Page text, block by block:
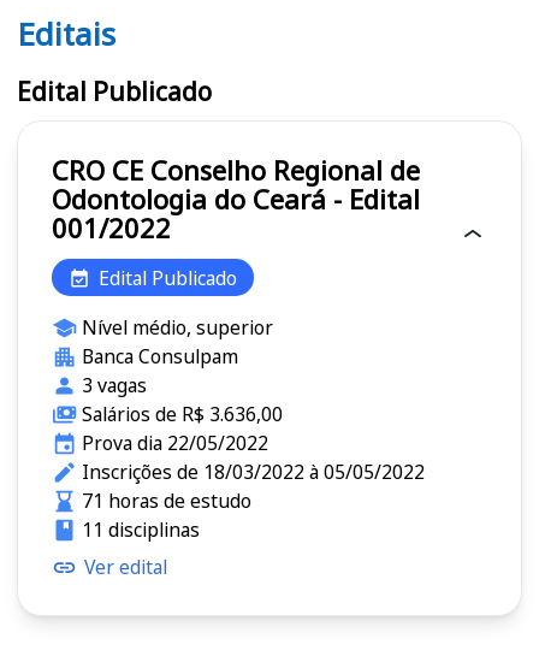
Editais CRO CE
Editais
Edital Publicado
CRO CE Conselho Regional de
Odontologia do Ceará - Edital
001/2022
Edital Publicado
Nível médio, superior
Banca Consulpam
3 vagas
Salários de R$ 3.636,00
Prova dia 22/05/2022
Inscrições de 18/03/2022 à 05/05/2022
71 horas de estudo
11 disciplinas
Ver edital